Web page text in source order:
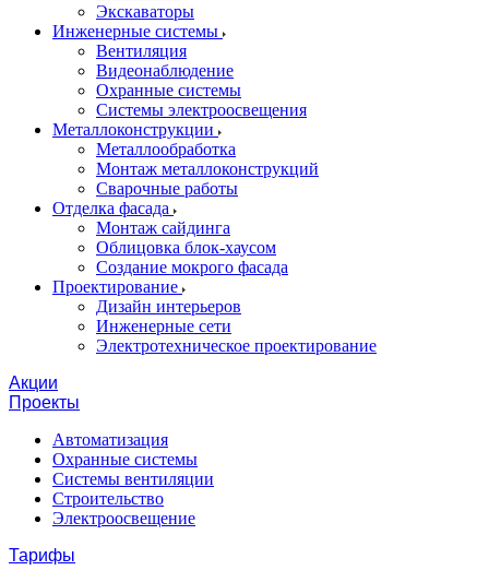
Экскаваторы
Инженерные системы
Вентиляция
Видеонаблюдение
Охранные системы
Системы электроосвещения
Металлоконструкции
Металлообработка
Монтаж металлоконструкций
Сварочные работы
Отделка фасада
Монтаж сайдинга
Облицовка блок-хаусом
Создание мокрого фасада
Проектирование
Дизайн интерьеров
Инженерные сети
Электротехническое проектирование
Акции
Проекты
Автоматизация
Охранные системы
Системы вентиляции
Строительство
Электроосвещение
Тарифы